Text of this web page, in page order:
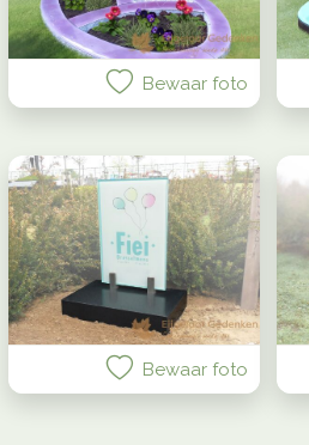
Bewaar foto
Bewaar foto